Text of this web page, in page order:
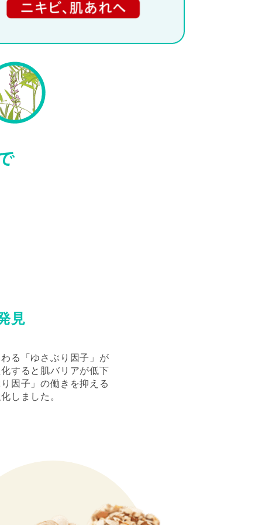
見
る「ゆさぶり因子」が
すると肌バリアが低下
因子」の働きを抑える
しました。